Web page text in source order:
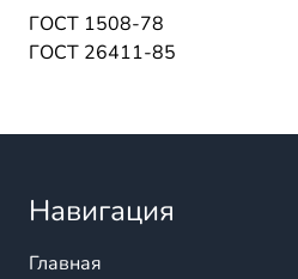
ГОСТ 1508-78
ГОСТ 26411-85
Навигация
Главная